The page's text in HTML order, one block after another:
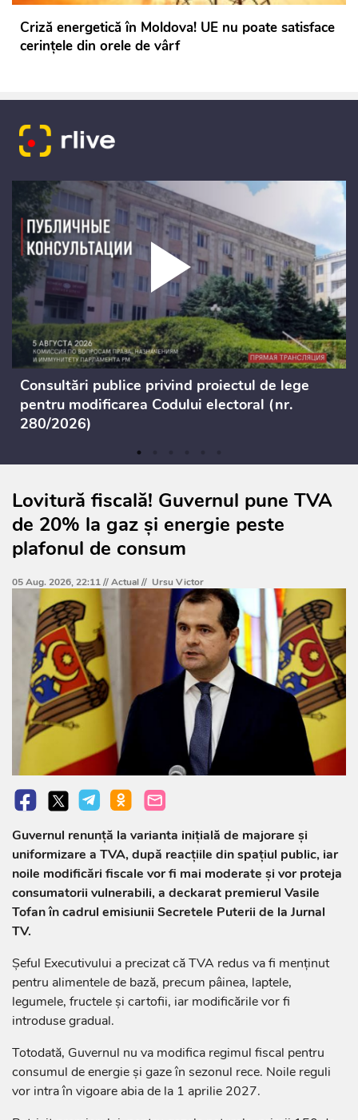
Criză energetică în Moldova! UE nu poate satisface
cerințele din orele de vârf
Consultări publice privind proiectul de lege
pentru modificarea Codului electoral (nr.
280/2026)
Lovitură fiscală! Guvernul pune TVA
de 20% la gaz și energie peste
plafonul de consum
05 Aug. 2026, 22:11 //Actual// Ursu Victor
Guvernul renunță la varianta inițială de majorare și
uniformizare a TVA, după reacțiile din spațiul public, iar
noile modificări fiscale vor fi mai moderate și vor proteja
consumatorii vulnerabili, a deckarat premierul Vasile
Tofan în cadrul emisiunii Secretele Puterii de la Jurnal
TV.
Șeful Executivului a precizat că TVA redus va fi menținut
pentru alimentele de bază, precum pâinea, laptele,
legumele, fructele și cartofii, iar modificările vor fi
introduse gradual.
Totodată, Guvernul nu va modifica regimul fiscal pentru
consumul de energie și gaze în sezonul rece. Noile reguli
vor intra în vigoare abia de la 1 aprilie 2027.